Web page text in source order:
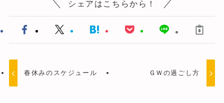
シェアはこちらから！
春休みのスケジュール ＧＷの過ごし方